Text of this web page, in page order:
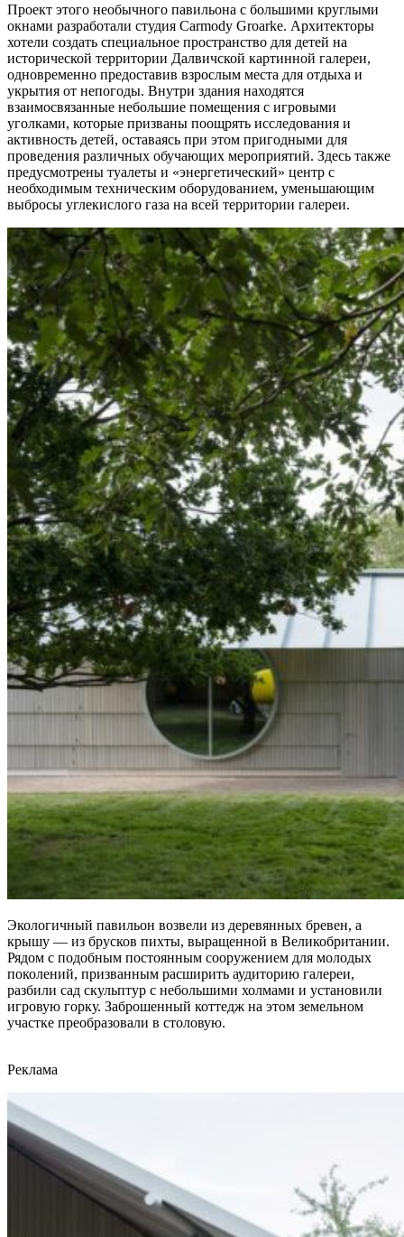
Проект этого необычного павильона с большими круглыми
окнами разработали студия Carmody Groarke. Архитекторы
хотели создать специальное пространство для детей на
исторической территории Далвичской картинной галереи,
одновременно предоставив взрослым места для отдыха и
укрытия от непогоды. Внутри здания находятся
взаимосвязанные небольшие помещения с игровыми
уголками, которые призваны поощрять исследования и
активность детей, оставаясь при этом пригодными для
проведения различных обучающих мероприятий. Здесь также
предусмотрены туалеты и «энергетический» центр с
необходимым техническим оборудованием, уменьшающим
выбросы углекислого газа на всей территории галереи.
Экологичный павильон возвели из деревянных бревен, а
крышу — из брусков пихты, выращенной в Великобритании.
Рядом с подобным постоянным сооружением для молодых
поколений, призванным расширить аудиторию галереи,
разбили сад скульптур с небольшими холмами и установили
игровую горку. Заброшенный коттедж на этом земельном
участке преобразовали в столовую.
Реклама